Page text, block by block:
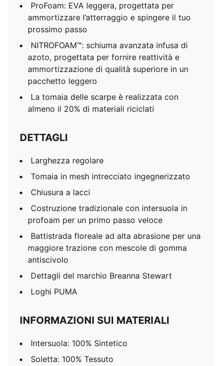
ProFoam: EVA leggera, progettata per
ammortizzare l’atterraggio e spingere il tuo
prossimo passo
NITROFOAM™: schiuma avanzata infusa di
azoto, progettata per fornire reattività e
ammortizzazione di qualità superiore in un
pacchetto leggero
La tomaia delle scarpe è realizzata con
almeno il 20% di materiali riciclati
DETTAGLI
Larghezza regolare
Tomaia in mesh intrecciato ingegnerizzato
Chiusura a lacci
Costruzione tradizionale con intersuola in
profoam per un primo passo veloce
Battistrada floreale ad alta abrasione per una
maggiore trazione con mescole di gomma
antiscivolo
Dettagli del marchio Breanna Stewart
Loghi PUMA
INFORMAZIONI SUI MATERIALI
Intersuola: 100% Sintetico
Soletta: 100% Tessuto